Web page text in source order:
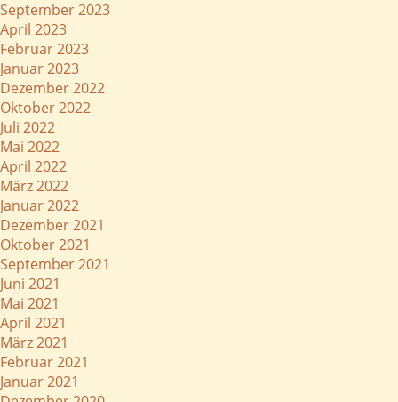
September 2023
April 2023
Februar 2023
Januar 2023
Dezember 2022
Oktober 2022
Juli 2022
Mai 2022
April 2022
März 2022
Januar 2022
Dezember 2021
Oktober 2021
September 2021
Juni 2021
Mai 2021
April 2021
März 2021
Februar 2021
Januar 2021